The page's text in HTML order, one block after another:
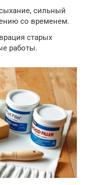
сильный
со временем.
старых
работы.